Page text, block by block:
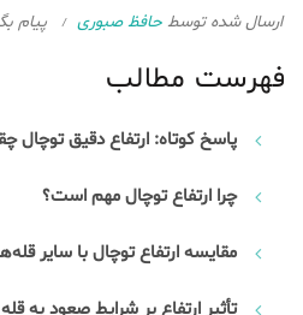
ارسال شده توسط حافظ صبوری پیام
فهرست مطالب
پاسخ کوتاه: ارتفاع دقیق توچال
چرا ارتفاع توچال مهم است؟
مقایسه ارتفاع توچال با سایر
تأثیر ارتفاع بر شرایط صعود به